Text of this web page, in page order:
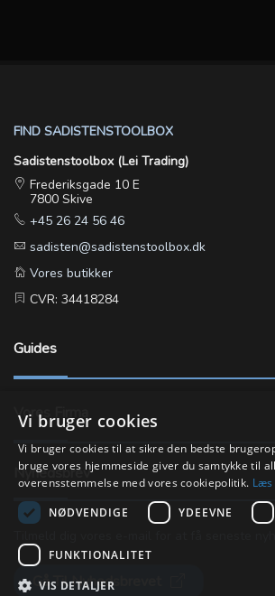
FIND SADISTENSTOOLBOX
Sadistenstoolbox (Lei Trading)
Frederiksgade 10 E
7800 Skive
+45 26 24 56 46
sadisten@sadistenstoolbox.dk
Vores butikker
CVR: 34418284
Guides
Vores Firma
Nyhedsbrev
Gå Til Nyhedsbrevet
Vi bruger cookies
Vi bruger cookies til at sikre den bedste
bruge vores hjemmeside giver du samtykke til
overensstemmelse med vores cookiepolitik.
NØDVENDIGE
YDEEVNE
FUNKTIONALITET
VIS DETALJER